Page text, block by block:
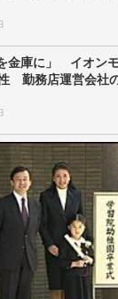
金庫に」 イオン
勤務店運営会社